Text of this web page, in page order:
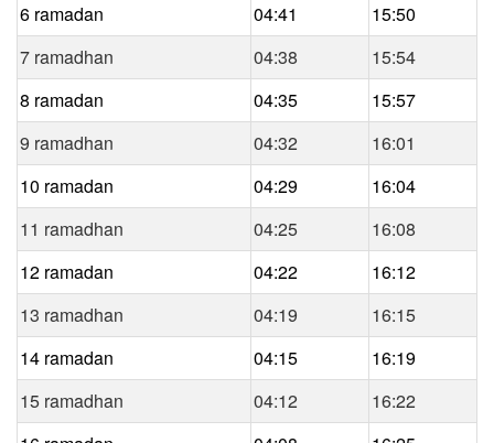
6 ramadan
04:41
15:50
7 ramadhan
04:38
15:54
8 ramadan
04:35
15:57
9 ramadhan
04:32
16:01
10 ramadan
04:29
16:04
11 ramadhan
04:25
16:08
12 ramadan
04:22
16:12
13 ramadhan
04:19
16:15
14 ramadan
04:15
16:19
15 ramadhan
04:12
16:22